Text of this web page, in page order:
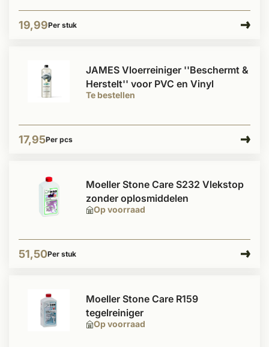
19,99Per stuk
Te bestellen
JAMES Vloerreiniger ''Beschermt &
Herstelt'' voor PVC en Vinyl
17,95Per pcs
Op voorraad
Moeller Stone Care S232 Vlekstop
zonder oplosmiddelen
51,50Per stuk
Op voorraad
Moeller Stone Care R159
tegelreiniger